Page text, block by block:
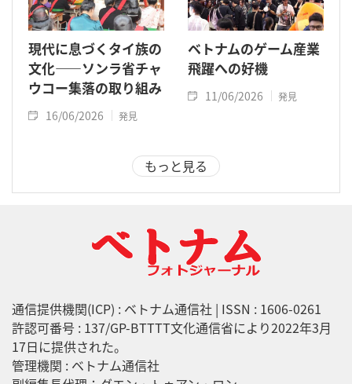
現代に息づくタイ族の
文化――ソンラ省チャ
ウコー集落の取り組み
16/06/2026 発見
ベトナムのゲーム産業
飛躍への好機
11/06/2026 発見
もっと見る
通信提供機関(ICP) : ベトナム通信社 | ISSN : 1606-0261
許認可番号 : 137/GP-BTTTT文化通信省により2022年3月
17日に提供された。
管理機関 : ベトナム通信社